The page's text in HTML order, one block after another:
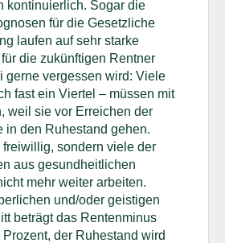
kontinuierlich. Sogar die
für die Gesetzliche
laufen auf sehr starke
die zukünftigen Rentner
gerne vergessen wird: Viele
fast ein Viertel – müssen mit
weil sie vor Erreichen der
in den Ruhestand gehen.
sondern viele der
aus gesundheitlichen
mehr weiter arbeiten.
und/oder geistigen
beträgt das Rentenminus
der Ruhestand wird